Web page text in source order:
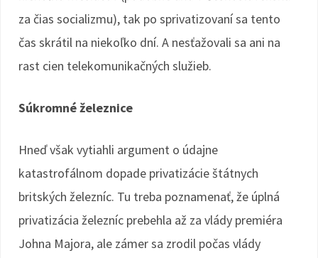
za čias socializmu), tak po sprivatizovaní sa tento
čas skrátil na niekoľko dní. A nesťažovali sa ani na
rast cien telekomunikačných služieb.
Súkromné železnice
Hneď však vytiahli argument o údajne
katastrofálnom dopade privatizácie štátnych
britských železníc. Tu treba poznamenať, že úplná
privatizácia železníc prebehla až za vlády premiéra
Johna Majora, ale zámer sa zrodil počas vlády